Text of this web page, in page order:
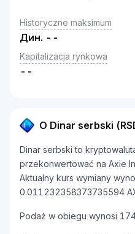
Historyczne maksimum
Дин. --
Kapitalizacja rynkowa
--
O Dinar serbski
Dinar serbski to
przekonwertować na Axie
Aktualny kurs wymiany
0.011232358373735594
Podaż w obiegu wynosi